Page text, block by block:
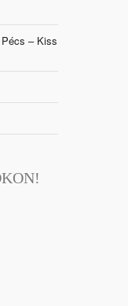
– Kiss